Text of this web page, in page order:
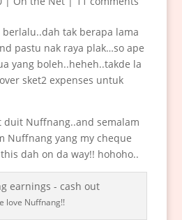
tak berapa lama
pastu nak raya plak…so ape
yang boleh..heheh..takde la
sket2 expenses untuk
duit Nuffnang..and semalam
Nuffnang yang my cheque
dah on da way!! hohoho..
love Nuffnang!!